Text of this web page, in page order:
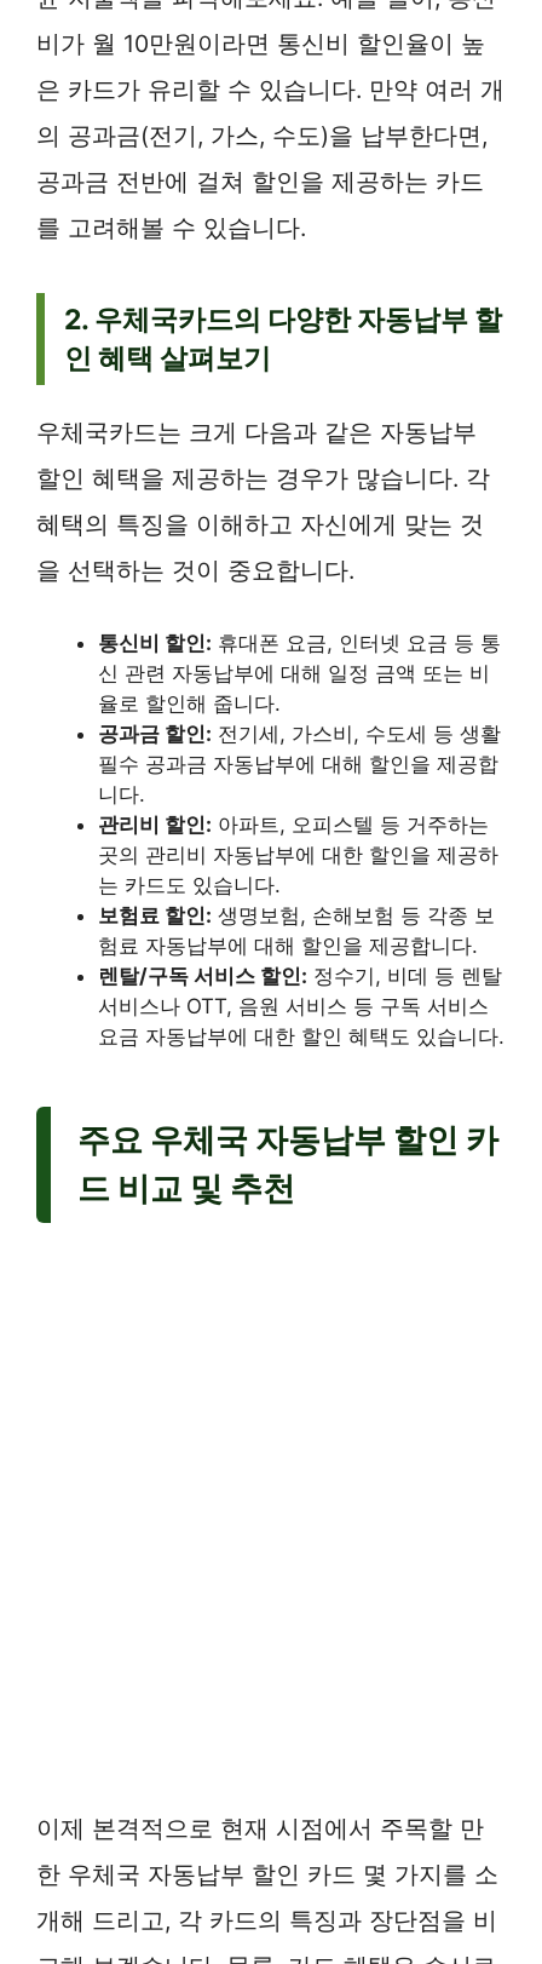
비가 월 10만원이라면 통신비 할인율이 높
은 카드가 유리할 수 있습니다. 만약 여러 개
의 공과금(전기, 가스, 수도)을 납부한다면,
공과금 전반에 걸쳐 할인을 제공하는 카드
를 고려해볼 수 있습니다.
2. 우체국카드의 다양한 자동납부 할
인 혜택 살펴보기
우체국카드는 크게 다음과 같은 자동납부
할인 혜택을 제공하는 경우가 많습니다. 각
혜택의 특징을 이해하고 자신에게 맞는 것
을 선택하는 것이 중요합니다.
통신비 할인: 휴대폰 요금, 인터넷 요금 등 통
신 관련 자동납부에 대해 일정 금액 또는 비
율로 할인해 줍니다.
공과금 할인: 전기세, 가스비, 수도세 등 생활
필수 공과금 자동납부에 대해 할인을 제공합
니다.
관리비 할인: 아파트, 오피스텔 등 거주하는
곳의 관리비 자동납부에 대한 할인을 제공하
는 카드도 있습니다.
보험료 할인: 생명보험, 손해보험 등 각종 보
험료 자동납부에 대해 할인을 제공합니다.
렌탈/구독 서비스 할인: 정수기, 비데 등 렌탈
서비스나 OTT, 음원 서비스 등 구독 서비스
요금 자동납부에 대한 할인 혜택도 있습니다.
주요 우체국 자동납부 할인 카
드 비교 및 추천
이제 본격적으로 현재 시점에서 주목할 만
한 우체국 자동납부 할인 카드 몇 가지를 소
개해 드리고, 각 카드의 특징과 장단점을 비